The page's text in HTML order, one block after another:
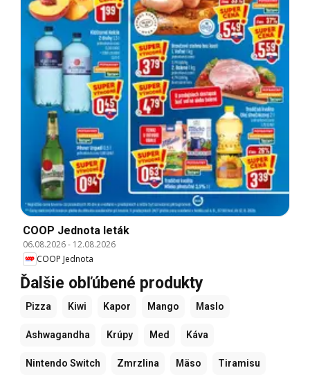
COOP Jednota leták
06.08.2026- 12.08.2026
COOP Jednota
Ďalšie obľúbené produkty
Pizza Kiwi Kapor Mango Maslo
Ashwagandha Krúpy Med Káva
Nintendo Switch Zmrzlina Mäso Tiramisu